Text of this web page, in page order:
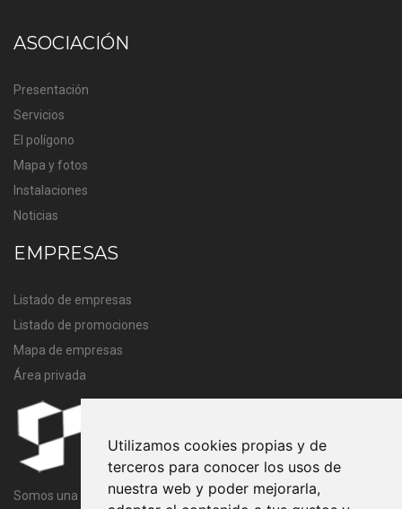
Utilizamos cookies propias y de
terceros para conocer los usos de
nuestra web y poder mejorarla,
ASOCIACIÓN
Presentación
Servicios
El polígono
Mapa y fotos
Instalaciones
Noticias
EMPRESAS
Listado de empresas
Listado de promociones
Mapa de empresas
Área privada
Somos una entidad sin ánimo de lucro cuya finalidad es velar por